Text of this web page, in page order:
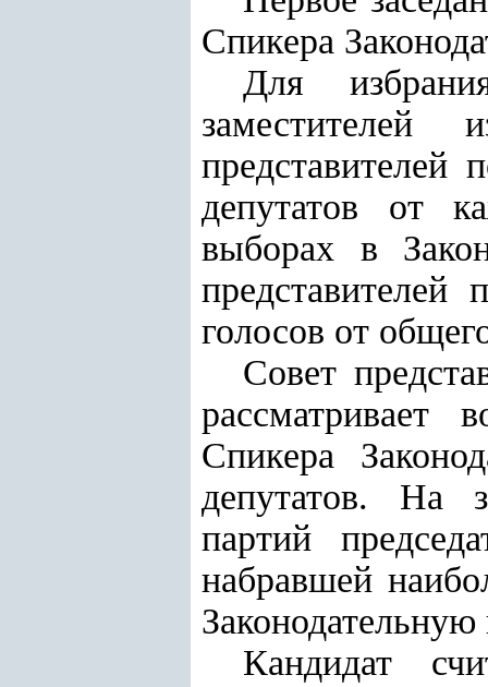
Спикера
Для
представителей
депутатов от
выборах в
представителей
голосов от
Совет
рассматривает
Спикера
депутатов. На
партий
набравшей
Законодательную
Кандидат